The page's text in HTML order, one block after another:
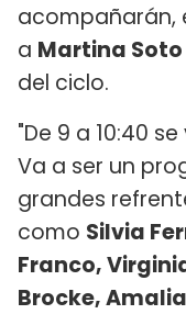
acompañarán,
a Martina Soto
del ciclo.
"De 9 a 10:40
Va a ser un
grandes
como Silvia
Franco,
Brocke,